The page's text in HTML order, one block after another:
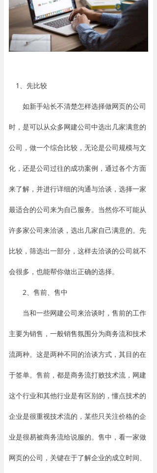
关于聚为
资讯动态
联系我们
1、先比较
如新手站长不清楚怎样选择做网页的公司
时，是可以从众多网建公司中选出几家满意的
公司，做一个综合比较，无论是公司规模与文
化，还是公司过往的成功案例，通过各个方面
来了解，并进行详细的沟通与洽谈，选择一家
最适合的公司来为自己服务。当然你不可能从
许多家公司来洽谈，选出几家自己满意的。先
比较，筛选出一部分，这样去洽谈的公司就不
会很多，也能帮你做出正确的选择。
2、售前、售中
当和一些网建公司来洽谈时，售前的工作
主要为销售，一般销售氛围分为商务流和技术
流两种。这是两种不同的洽谈方式，其目的在
于签单。售前，都是商务流打败技术流，网建
这个行业和其他行业是有区别的，懂点技术的
企业是很重视技术流的，某些只关注价格的企
业是很易被商务流给说服的。售中，看一家做
网页的公司，关键在于了解企业的成立时间、